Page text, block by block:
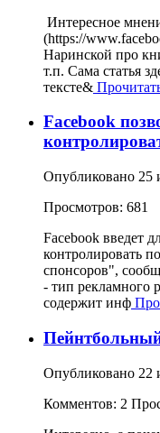
Интересное
(https://
Наринской про
т.п. Сама статья
тексте&
Facebook
Опубликовано 25
Просмотров: 681
Facebook введет
контролировать
спонсоров",
- тип рекламного
содержит инф
Опубликовано 22
Комментов: 2